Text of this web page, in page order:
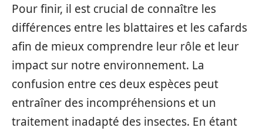
Pour finir, il est crucial de connaître les
différences entre les blattaires et les cafards
afin de mieux comprendre leur rôle et leur
impact sur notre environnement. La
confusion entre ces deux espèces peut
entraîner des incompréhensions et un
traitement inadapté des insectes. En étant